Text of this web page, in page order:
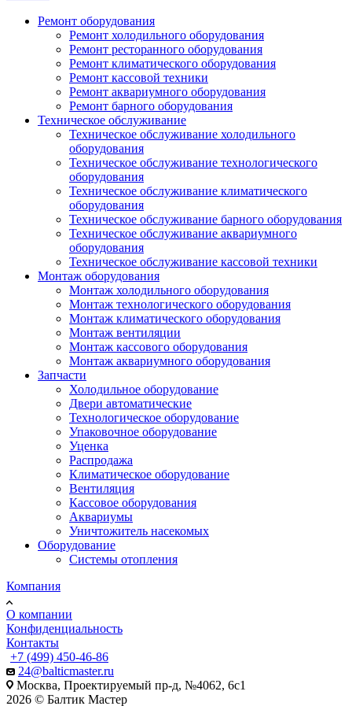
Ремонт оборудования
Ремонт холодильного оборудования
Ремонт ресторанного оборудования
Ремонт климатического оборудования
Ремонт кассовой техники
Ремонт аквариумного оборудования
Ремонт барного оборудования
Техническое обслуживание
Техническое обслуживание холодильного
оборудования
Техническое обслуживание технологического
оборудования
Техническое обслуживание климатического
оборудования
Техническое обслуживание барного оборудования
Техническое обслуживание аквариумного
оборудования
Техническое обслуживание кассовой техники
Монтаж оборудования
Монтаж холодильного оборудования
Монтаж технологического оборудования
Монтаж климатического оборудования
Монтаж вентиляции
Монтаж кассового оборудования
Монтаж аквариумного оборудования
Запчасти
Холодильное оборудование
Двери автоматические
Технологическое оборудование
Упаковочное оборудование
Уценка
Распродажа
Климатическое оборудование
Вентиляция
Кассовое оборудования
Аквариумы
Уничтожитель насекомых
Оборудование
Системы отопления
Компания
О компании
Конфиденциальность
Контакты
+7 (499) 450-46-86
24@balticmaster.ru
Москва, Проектируемый пр-д, №4062, 6с1
2026 © Балтик Мастер